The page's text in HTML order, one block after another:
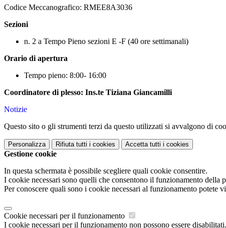
Codice Meccanografico: RMEE8A3036
Sezioni
n. 2 a Tempo Pieno sezioni E -F (40 ore settimanali)
Orario di apertura
Tempo pieno: 8:00- 16:00
Coordinatore di plesso: Ins.te Tiziana Giancamilli
Notizie
Questo sito o gli strumenti terzi da questo utilizzati si avvalgono di
Personalizza Rifiuta tutti i cookies Accetta tutti i cookies
Gestione cookie
In questa schermata è possibile scegliere quali cookie consentire.
I cookie necessari sono quelli che consentono il funzionamento della
Per conoscere quali sono i cookie necessari al funzionamento potete
Cookie necessari per il funzionamento
I cookie necessari per il funzionamento non possono essere